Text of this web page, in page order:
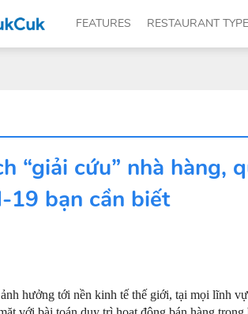
FEATURES RESTAURANT
“giải cứu” nhà hàng,
19 bạn cần biết
hưởng tới nền kinh tế thế giới, tại mọi lĩnh